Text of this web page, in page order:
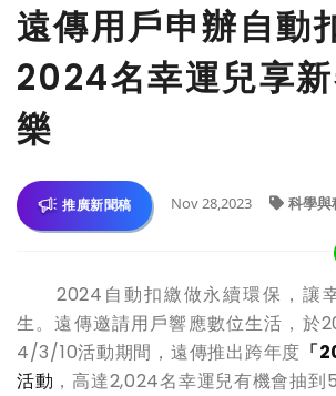
遠傳用戶申辦自動
2024名幸運兒享
樂
推廣新聞稿 Nov 28,2023 科學與
2024自動扣繳做永續環保，讓
生。遠傳邀請用戶響應數位生活，於
4/3/10活動期間，遠傳推出跨年度 「
活動 ，高達2,024名幸運兒有機會抽到